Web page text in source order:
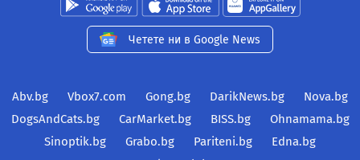
Четете ни в Google News
Abv.bg Vbox7.com Gong.bg DarikNews.bg
Nova.bg
DogsAndCats.bg
CarMarket.bg BISS.bg
Ohnamama.bg
Sinoptik.bg
Grabo.bg Pariteni.bg
Edna.bg